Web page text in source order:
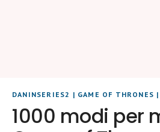
DANINSERIES2 | GAME OF THRONES |
1000 modi per